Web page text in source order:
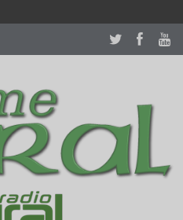
usa recognized command with
to our
perfectwatches.is
with professional customer
https://reallydiamond.com/